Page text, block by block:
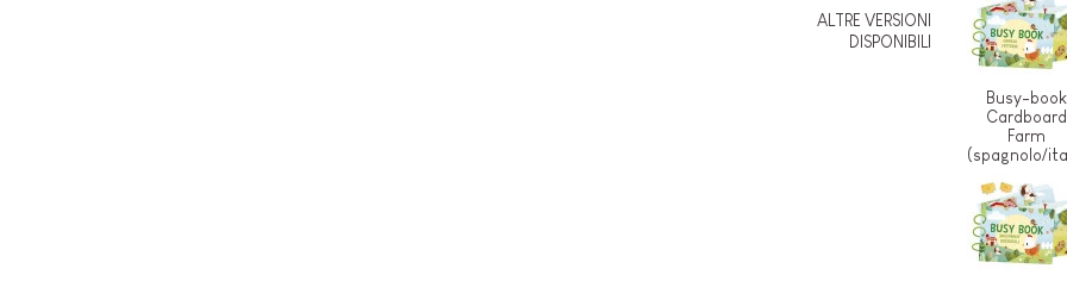
ALTRE VERSIONI
DISPONIBILI
Busy-book
Cardboard
Farm
(spagnolo/